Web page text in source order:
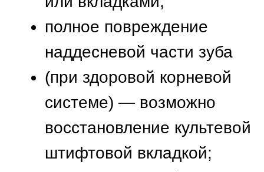
обтачивание и
необходимости) опорных
зубов;
передача их зубному
технику;
изготовление протеза в
лаборатории, его